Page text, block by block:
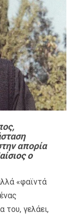
απορία
ο
«φαϊντά
του, γελάει,